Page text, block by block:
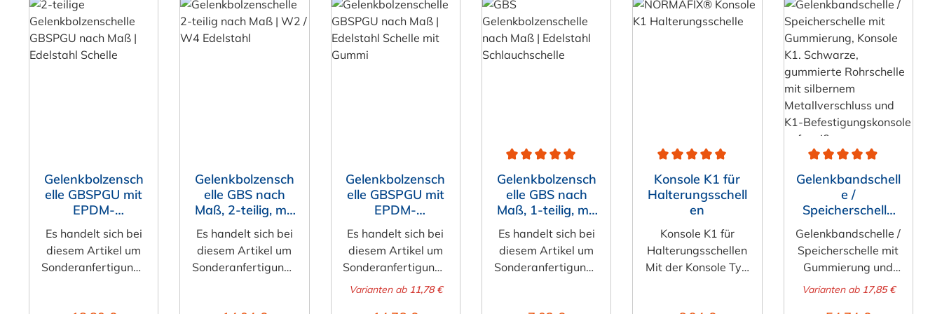
Gelenkbolzensch
elle GBSPGU mit
EPDM-
Gummierung
nach Maß, 2-
teilig, ohne
Brücke
Es handelt sich bei
diesem Artikel um
Sonderanfertigunge
Gelenkbolzensch
elle GBS nach
Maß, 2-teilig, mit
Brücke
Es handelt sich bei
diesem Artikel um
Sonderanfertigunge
Gelenkbolzensch
elle GBSPGU mit
EPDM-
Gummierung
nach Maß, 1-
teilig, ohne
Brücke
Es handelt sich bei
diesem Artikel um
Sonderanfertigunge
n, diese sind vom
Varianten ab11,78 €
Durchschnittliche Bewertung von 5 von 5 Sternen
Gelenkbolzensch
elle GBS nach
Maß, 1-teilig, mit
Brücke
Es handelt sich bei
diesem Artikel um
Sonderanfertigunge
Durchschnittliche Bewertung von 5 von 5 Sternen
Konsole K1 für
Halterungsschell
en
Konsole K1 für
Halterungsschellen
Mit der Konsole Typ
Durchschnittliche
Gelenkbandschell
e /
Speicherschelle
mit Gummierung,
Konsole K1
Gelenkbandschelle /
Speicherschelle mit
Gummierung und
Konsole K1 Diese
Varianten ab17,85 €